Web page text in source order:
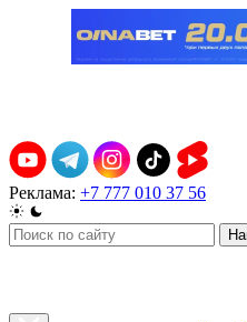
Реклама: +7 777 010 37 56